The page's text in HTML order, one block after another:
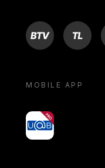
BTV TL
MOBILE APP
yoU@B